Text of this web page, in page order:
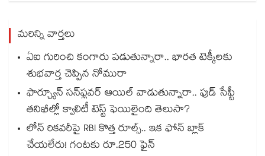
మరిన్ని వార్తలు
ఏఐ గురించి కంగారు పడుతున్నారా.. భారత టెక్కీలకు
శుభవార్త చెప్పిన నోమురా
ఫార్చ్యూన్ సన్‌ఫ్లవర్ ఆయిల్ వాడుతున్నారా.. ఫుడ్ సేఫ్టీ
తనిఖీల్లో క్వాలిటీ టెస్ట్ ఫెయిలైంది తెలుసా?
లోన్ రికవరీపై RBI కొత్త రూల్స్.. ఇక ఫోన్ బ్లాక్
చేయలేరు! గంటకు రూ.250 ఫైన్